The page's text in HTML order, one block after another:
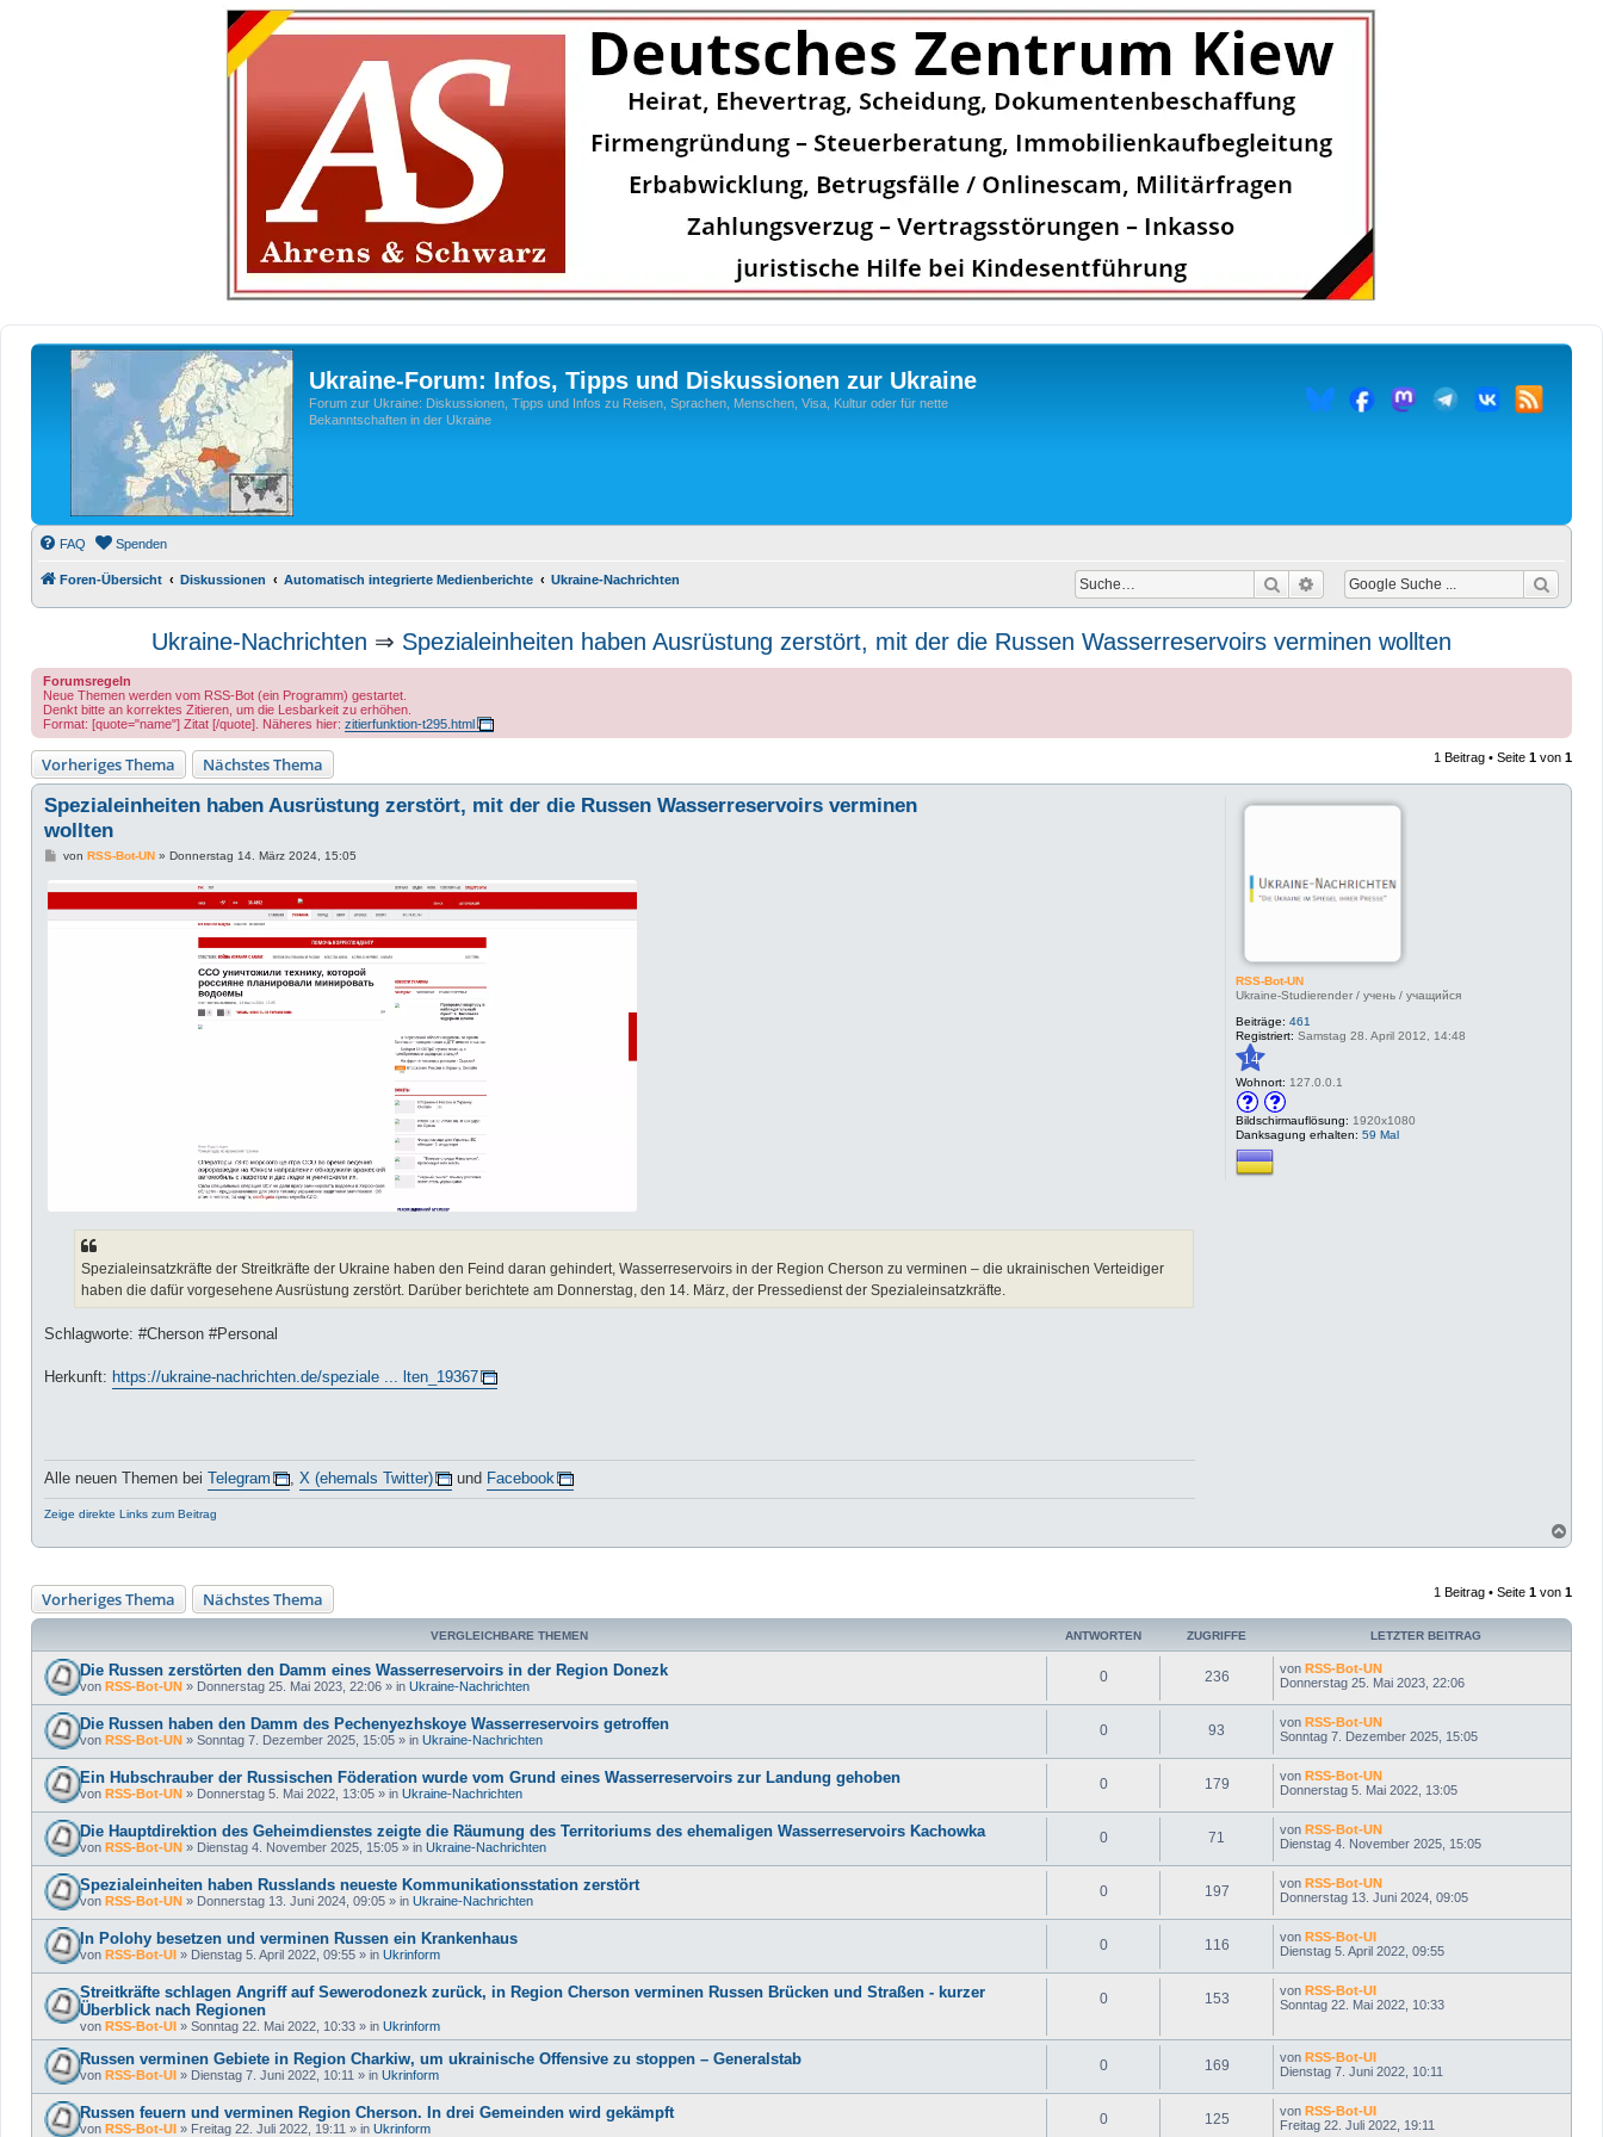
Ukraine-Forum: Infos, Tipps und Diskussionen zur Ukraine
Forum zur Ukraine: Diskussionen, Tipps und Infos zu Reisen, Sprachen, Menschen, Visa, Kultur oder für nette
Bekanntschaften in der Ukraine
FAQ Spenden
Foren-Übersicht Diskussionen Automatisch integrierte Medienberichte Ukraine-Nachrichten Suche Erweiterte Suche
Ukraine-Nachrichten ⇒ Spezialeinheiten haben Ausrüstung zerstört, mit der die Russen Wasserreservoirs verminen wollten
Forumsregeln
Neue Themen werden vom RSS-Bot (ein Programm) gestartet.
Denkt bitte an korrektes Zitieren, um die Lesbarkeit zu erhöhen.
Format: [quote="name"] Zitat [/quote]. Näheres hier: zitierfunktion-t295.html
Vorheriges Thema Nächstes Thema 1 Beitrag • Seite 1 von 1
RSS-Bot-UN
Ukraine-Studierender / учень / учащийся
Beiträge: 461
Registriert: Samstag 28. April 2012, 14:48
14
Wohnort: 127.0.0.1
Bildschirmauflösung: 1920x1080
Danksagung erhalten: 59 Mal
Spezialeinheiten haben Ausrüstung zerstört, mit der die Russen Wasserreservoirs verminen
wollten
B
i
t
r
von RSS-Bot-UN» Donnerstag 14. März 2024, 15:05
Spezialeinsatzkräfte der Streitkräfte der Ukraine haben den Feind daran gehindert, Wasserreservoirs in der Region Cherson zu verminen – die ukrainischen Verteidiger
haben die dafür vorgesehene Ausrüstung zerstört. Darüber berichtete am Donnerstag, den 14. März, der Pressedienst der Spezialeinsatzkräfte.
Schlagworte: #Cherson #Personal
Herkunft: https://ukraine-nachrichten.de/speziale ... lten_19367
Alle neuen Themen bei Telegram X (ehemals Twitter) und Facebook
Zeige direkte Links zum Beitrag
a
o
e
Vorheriges Thema Nächstes Thema 1 Beitrag • Seite 1 von 1
VERGLEICHBARE THEMEN ANTWORTEN ZUGRIFFE LETZTER BEITRAG
Die Russen zerstörten den Damm eines Wasserreservoirs in der Region Donezk
von RSS-Bot-UN » Donnerstag 25. Mai 2023, 22:06 » in Ukraine-Nachrichten
0 236 von RSS-Bot-UN
Donnerstag 25. Mai 2023, 22:06
Die Russen haben den Damm des Pechenyezhskoye Wasserreservoirs getroffen
von RSS-Bot-UN » Sonntag 7. Dezember 2025, 15:05 » in Ukraine-Nachrichten
0 93 von RSS-Bot-UN
Sonntag 7. Dezember 2025, 15:05
Ein Hubschrauber der Russischen Föderation wurde vom Grund eines Wasserreservoirs zur Landung gehoben
von RSS-Bot-UN » Donnerstag 5. Mai 2022, 13:05 » in Ukraine-Nachrichten
0 179 von RSS-Bot-UN
Donnerstag 5. Mai 2022, 13:05
Die Hauptdirektion des Geheimdienstes zeigte die Räumung des Territoriums des ehemaligen Wasserreservoirs Kachowka
von RSS-Bot-UN » Dienstag 4. November 2025, 15:05 » in Ukraine-Nachrichten
0 71 von RSS-Bot-UN
Dienstag 4. November 2025, 15:05
Spezialeinheiten haben Russlands neueste Kommunikationsstation zerstört
von RSS-Bot-UN » Donnerstag 13. Juni 2024, 09:05 » in Ukraine-Nachrichten
0 197 von RSS-Bot-UN
Donnerstag 13. Juni 2024, 09:05
In Polohy besetzen und verminen Russen ein Krankenhaus
von RSS-Bot-UI » Dienstag 5. April 2022, 09:55 » in Ukrinform
0 116 von RSS-Bot-UI
Dienstag 5. April 2022, 09:55
Streitkräfte schlagen Angriff auf Sewerodonezk zurück, in Region Cherson verminen Russen Brücken und Straßen - kurzer
Überblick nach Regionen
von RSS-Bot-UI » Sonntag 22. Mai 2022, 10:33 » in Ukrinform
0 153 von RSS-Bot-UI
Sonntag 22. Mai 2022, 10:33
Russen verminen Gebiete in Region Charkiw, um ukrainische Offensive zu stoppen – Generalstab
von RSS-Bot-UI » Dienstag 7. Juni 2022, 10:11 » in Ukrinform
0 169 von RSS-Bot-UI
Dienstag 7. Juni 2022, 10:11
Russen feuern und verminen Region Cherson. In drei Gemeinden wird gekämpft
von RSS-Bot-UI » Freitag 22. Juli 2022, 19:11 » in Ukrinform
0 125 von RSS-Bot-UI
Freitag 22. Juli 2022, 19:11